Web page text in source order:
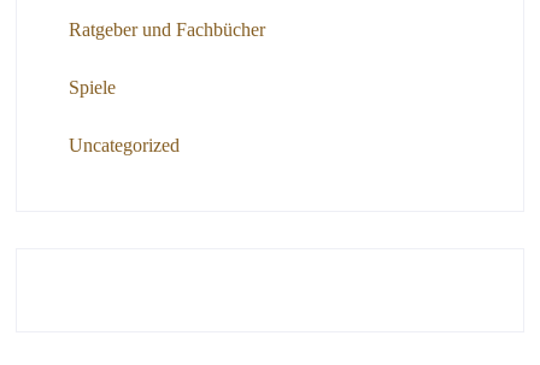
Ratgeber und Fachbücher
Spiele
Uncategorized